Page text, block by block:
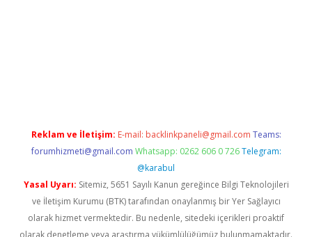
Reklam ve İletişim: E-mail: backlinkpaneli@gmail.com Teams:
forumhizmeti@gmail.com Whatsapp: 0262 606 0 726 Telegram:
@karabul
Yasal Uyarı: Sitemiz, 5651 Sayılı Kanun gereğince Bilgi Teknolojileri
ve İletişim Kurumu (BTK) tarafından onaylanmış bir Yer Sağlayıcı
olarak hizmet vermektedir. Bu nedenle, sitedeki içerikleri proaktif
olarak denetleme veya araştırma yükümlülüğümüz bulunmamaktadır.